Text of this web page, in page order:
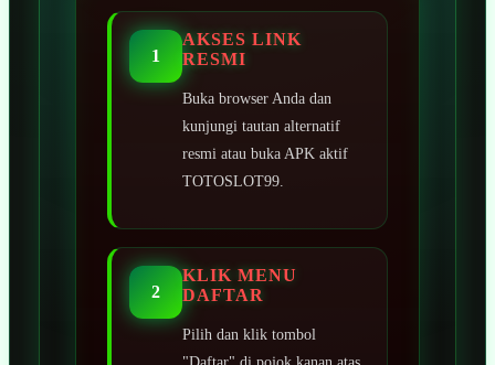
1
AKSES LINK
RESMI
Buka browser Anda dan
kunjungi tautan alternatif
resmi atau buka APK aktif
TOTOSLOT99.
2
KLIK MENU
DAFTAR
Pilih dan klik tombol